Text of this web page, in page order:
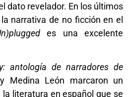
dato revelador. En los últimos
narrativa de no ficción en el
es una excelente
antología de narradores de
Medina León marcaron un
literatura en español que se